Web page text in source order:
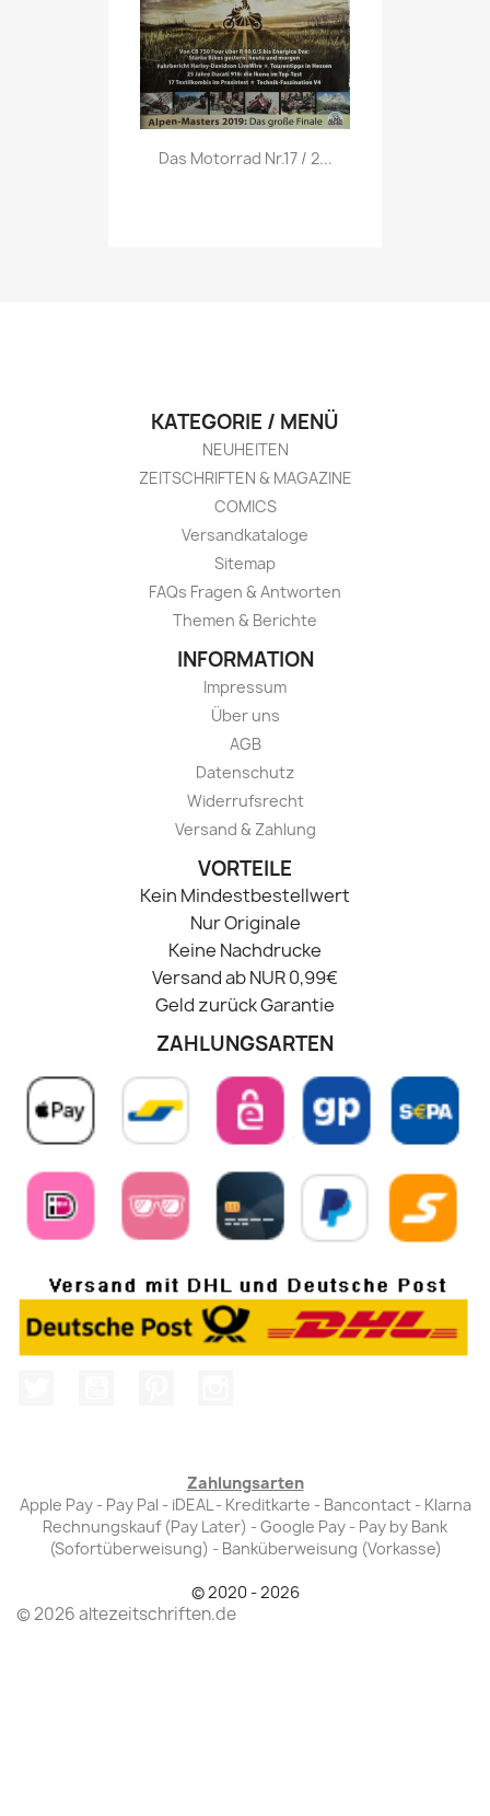
Vorschau
Das Motorrad Nr.17 / 2...
KATEGORIE / MENÜ
NEUHEITEN
ZEITSCHRIFTEN & MAGAZINE
COMICS
Versandkataloge
Sitemap
FAQs Fragen & Antworten
Themen & Berichte
INFORMATION
Impressum
Über uns
AGB
Datenschutz
Widerrufsrecht
Versand & Zahlung
VORTEILE
Kein Mindestbestellwert
Nur Originale
Keine Nachdrucke
Versand ab NUR 0,99€
Geld zurück Garantie
ZAHLUNGSARTEN
Zahlungsarten
Apple Pay - Pay Pal - iDEAL - Kreditkarte - Bancontact - Klarna
Rechnungskauf (Pay Later) - Google Pay - Pay by Bank
(Sofortüberweisung) - Banküberweisung (Vorkasse)
© 2020 - 2026
© 2026 altezeitschriften.de